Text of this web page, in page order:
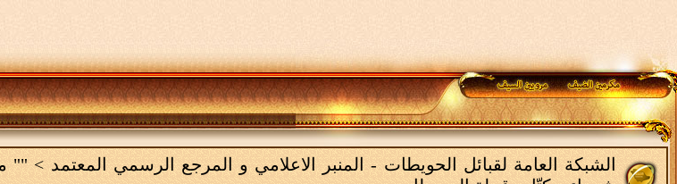
الشبكة العامة لقبائل الحويطات - المنبر الاعلامي و المرجع الرسمي المعتمد >
""